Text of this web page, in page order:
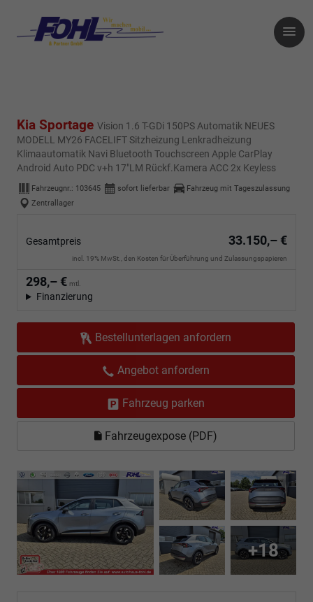
Kia Sportage Vision 1.6 T-GDi 150PS Automatik NEUES
MODELL MY26 FACELIFT Sitzheizung Lenkradheizung
Klimaautomatik Navi Bluetooth Touchscreen Apple CarPlay
Android Auto PDC v+h 17"LM Rückf.Kamera ACC 2x Keyless
Fahrzeugnr.: 103645 sofort lieferbar
Fahrzeug mit Tageszulassung
Zentrallager
Gesamtpreis 33.150,– €
incl. 19% MwSt., den Kosten für Überführung und Zulassungspapieren
298,– € mtl.
Finanzierung
Bestellunterlagen anfordern
Angebot anfordern
Fahrzeug parken
Fahrzeugexpose (PDF)
+18